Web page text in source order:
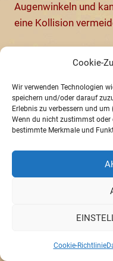
Cookie-
Wir verwenden Technologien
speichern und/oder darauf
Erlebnis zu verbessern und
Wenn du nicht zustimmst
bestimmte Merkmale und
Cookie-Richtlinie
Augenwinkeln und
eine Kollision
Griechenland
Freddy. Er ist ein
nur Spaß daran hat,
sehr schöne
ich beim Reisen so
aus eigentlich
Abschied von